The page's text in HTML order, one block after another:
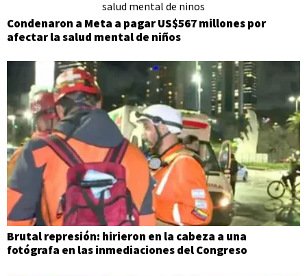
Condenaron a Meta a pagar US$567 millones por
afectar la salud mental de niños
Brutal represión: hirieron en la cabeza a una
fotógrafa en las inmediaciones del Congreso